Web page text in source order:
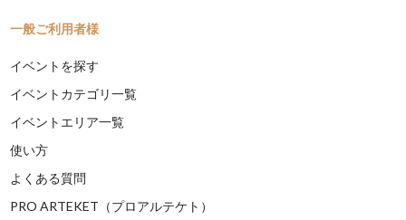
一般ご利用者様
イベントを探す
イベントカテゴリ一覧
イベントエリア一覧
使い方
よくある質問
PRO ARTEKET（プロアルテケト）